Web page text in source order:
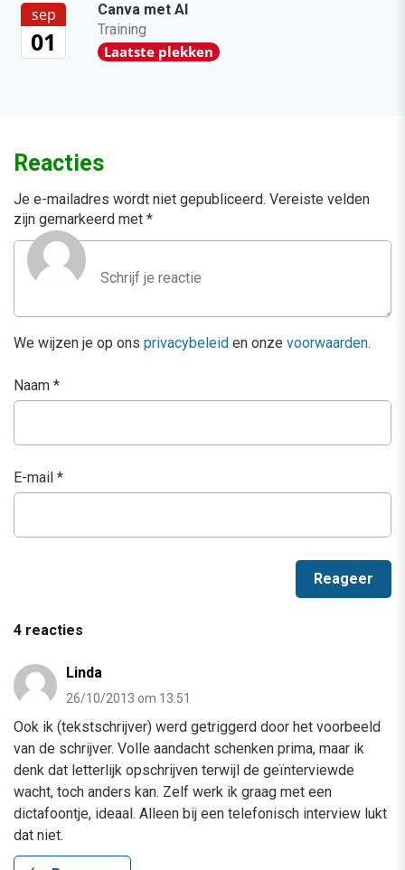
sep
01
Canva met AI
Training
Laatste plekken
Reacties
Je e-mailadres wordt niet gepubliceerd. Vereiste velden
zijn gemarkeerd met *
We wijzen je op ons privacybeleid en onze voorwaarden.
Naam *
E-mail *
4 reacties
Linda
26/10/2013 om 13:51
Ook ik (tekstschrijver) werd getriggerd door het voorbeeld
van de schrijver. Volle aandacht schenken prima, maar ik
denk dat letterlijk opschrijven terwijl de geïnterviewde
wacht, toch anders kan. Zelf werk ik graag met een
dictafoontje, ideaal. Alleen bij een telefonisch interview lukt
dat niet.